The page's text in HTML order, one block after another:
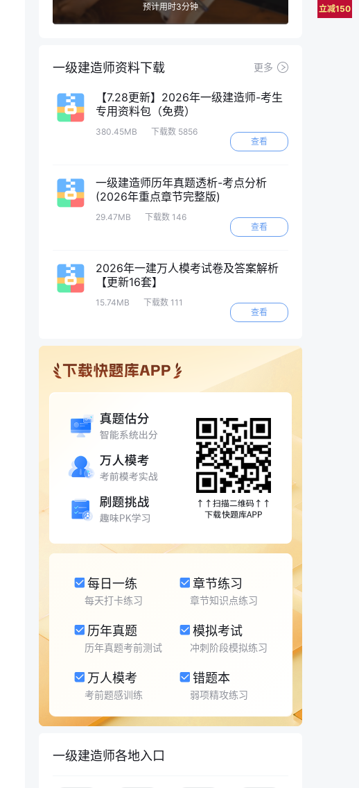
预计用时3分钟
一级建造师资料下载 更多
【7.28更新】2026年一级建造师-考生
专用资料包（免费）
380.45MB
下载数 5856
查看
一级建造师历年真题透析-考点分析
(2026年重点章节完整版)
29.47MB
下载数 146
查看
2026年一建万人模考试卷及答案解析
【更新16套】
15.74MB
下载数 111
查看
每日一练
每天打卡练习
章节练习
章节知识点练习
历年真题
历年真题考前测试
模拟考试
冲刺阶段模拟练习
万人模考
考前题感训练
错题本
弱项精攻练习
一级建造师各地入口
立减150